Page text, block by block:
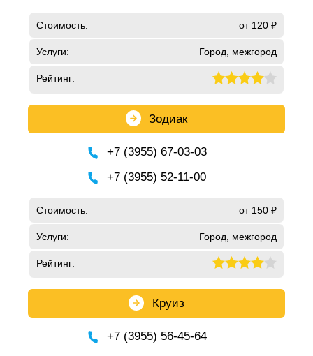
Стоимость: от 120 ₽
Услуги: Город, межгород
Рейтинг:
Зодиак
+7 (3955) 67-03-03
+7 (3955) 52-11-00
Стоимость: от 150 ₽
Услуги: Город, межгород
Рейтинг:
Круиз
+7 (3955) 56-45-64